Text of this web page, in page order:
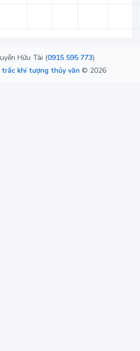
Hữu Tài (0915 595 773)
trắc khí tượng thủy văn © 2026